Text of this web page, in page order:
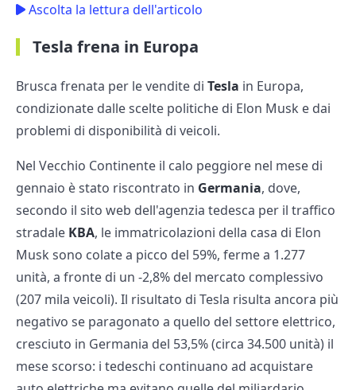
Ascolta la lettura dell'articolo
Tesla frena in Europa
Brusca frenata per le vendite di Tesla in Europa,
condizionate dalle scelte politiche di Elon Musk e dai
problemi di disponibilità di veicoli.
Nel Vecchio Continente il calo peggiore nel mese di
gennaio è stato riscontrato in Germania, dove,
secondo il sito web dell'agenzia tedesca per il traffico
stradale KBA, le immatricolazioni della casa di Elon
Musk sono colate a picco del 59%, ferme a 1.277
unità, a fronte di un -2,8% del mercato complessivo
(207 mila veicoli). Il risultato di Tesla risulta ancora più
negativo se paragonato a quello del settore elettrico,
cresciuto in Germania del 53,5% (circa 34.500 unità) il
mese scorso: i tedeschi continuano ad acquistare